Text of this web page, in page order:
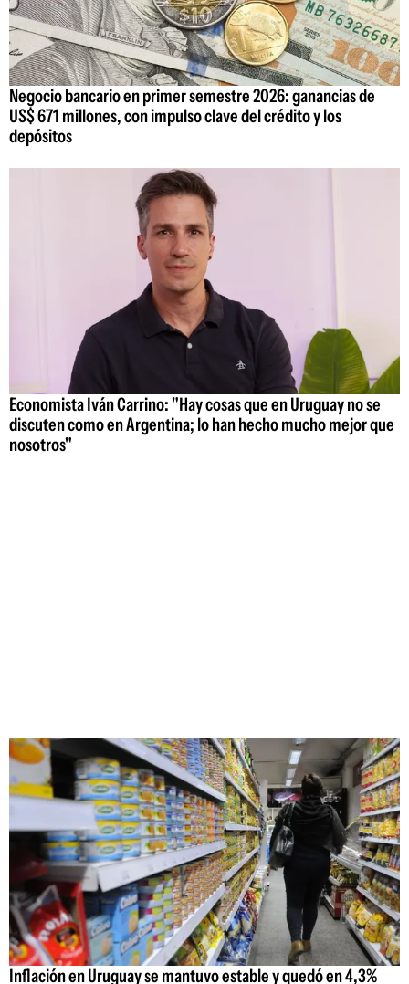
Negocio bancario en primer semestre 2026: ganancias de
US$ 671 millones, con impulso clave del crédito y los
depósitos
Economista Iván Carrino: "Hay cosas que en Uruguay no se
discuten como en Argentina; lo han hecho mucho mejor que
nosotros"
Inflación en Uruguay se mantuvo estable y quedó en 4,3%